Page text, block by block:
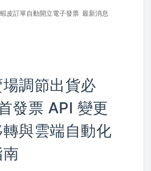
蝦皮訂單自動開立電子發票 最新消息
調節出貨必
發票 API 變更
與雲端自動化